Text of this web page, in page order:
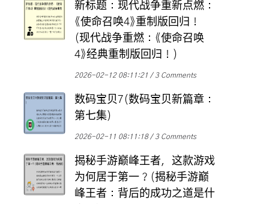
新标题：现代战争重新点燃：
《使命召唤4》重制版回归！
(现代战争重燃：《使命召唤
4》经典重制版回归！)
2026-02-12 08:11:21 3 Comments
数码宝贝7(数码宝贝新篇章：
第七集)
2026-02-11 08:11:18 3 Comments
揭秘手游巅峰王者，这款游戏
为何居于第一？(揭秘手游巅
峰王者：背后的成功之道是什